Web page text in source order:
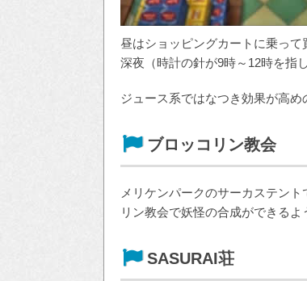
昼はショッピングカートに乗って
深夜（時計の針が9時～12時を指
ジュース系ではなつき効果が高め
ブロッコリン教会
メリケンパークのサーカステン
リン教会で妖怪の合成ができるよ
SASURAI荘